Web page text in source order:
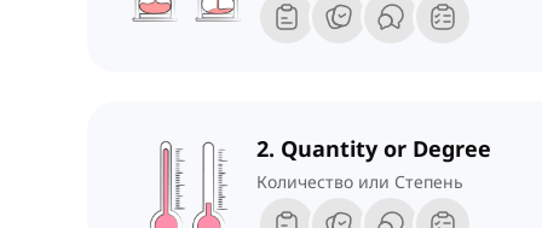
2. Quantity or Degree
Количество или Степень